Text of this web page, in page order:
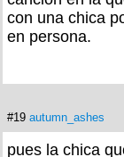
con una chica
en persona.
#19 autumn_ashes
pues la chica